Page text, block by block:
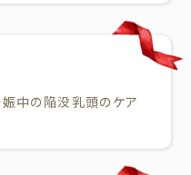
娠中の陥没乳頭のケア